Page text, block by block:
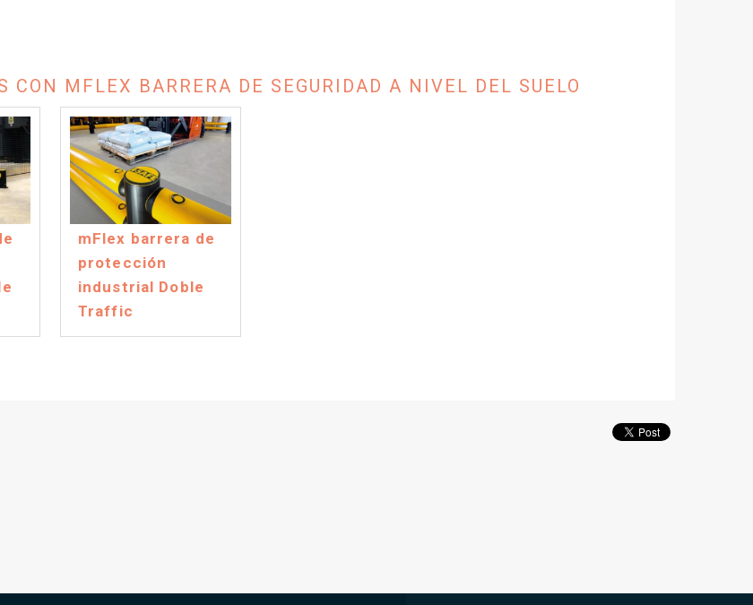
CON MFLEX BARRERA DE SEGURIDAD A NIVEL DEL SUELO
mFlex barrera de
protección
industrial Doble
Traffic